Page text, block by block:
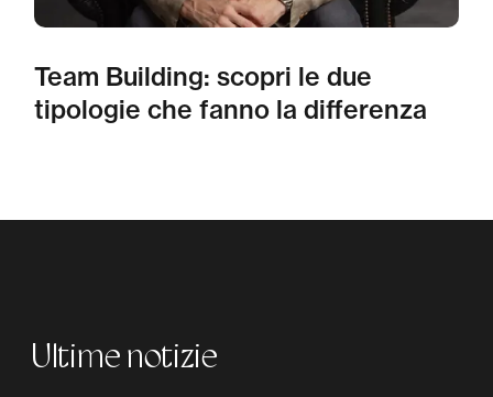
Team Building: scopri le due
tipologie che fanno la differenza
Ultime notizie